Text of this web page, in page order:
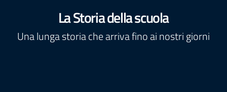
La Storia della scuola
Una lunga storia che arriva fino ai nostri giorni